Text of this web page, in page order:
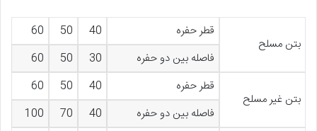
بتن مسلح
قطر حفره 40
50
60
فاصله بین دو حفره
30
50
60
بتن غیر مسلح
قطر حفره 40
50
60
فاصله بین دو حفره
40
70
100